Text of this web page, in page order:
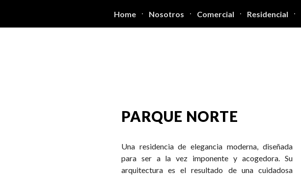
Skip to navigation
Home Nosotros Comercial Residencial
PARQUE NORTE
Una residencia de elegancia moderna, diseñada
para ser a la vez imponente y acogedora. Su
arquitectura es el resultado de una cuidadosa